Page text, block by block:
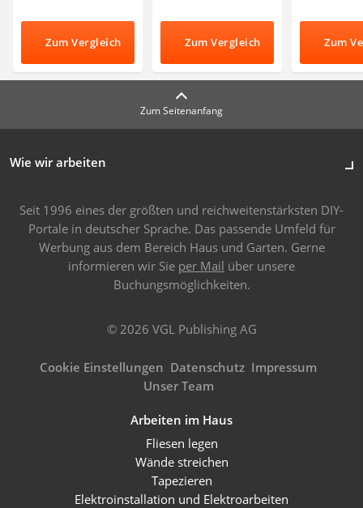
Zum Vergleich Zum Vergleich Zum
Zum Seitenanfang
Wie wir arbeiten
Seit 1996 eines der größten und reichweitenstärksten DIY-
Portale in deutscher Sprache. Das passende Umfeld für
Werbung aus dem Bereich Haus und Garten. Gerne
informieren wir Sie per Mail über unsere
Buchungsmöglichkeiten.
© 2026 VGL Publishing AG
Cookie Einstellungen Datenschutz Impressum
Unser Team
Arbeiten im Haus
Fliesen legen
Wände streichen
Tapezieren
Elektroinstallation und Elektroarbeiten